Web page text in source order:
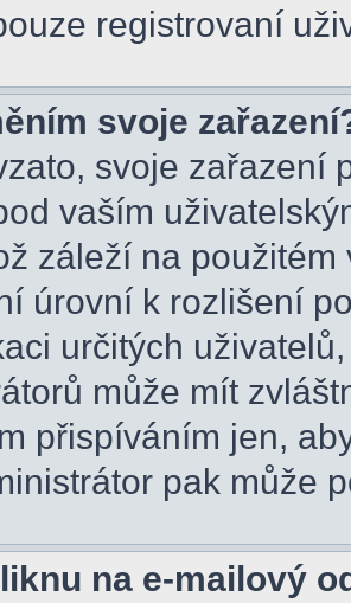
registrovaní
svoje
svoje zařazení
vaším
záleží na
úrovní k rozlišení
určitých
může mít
přispíváním jen,
pak může
na e-mailový